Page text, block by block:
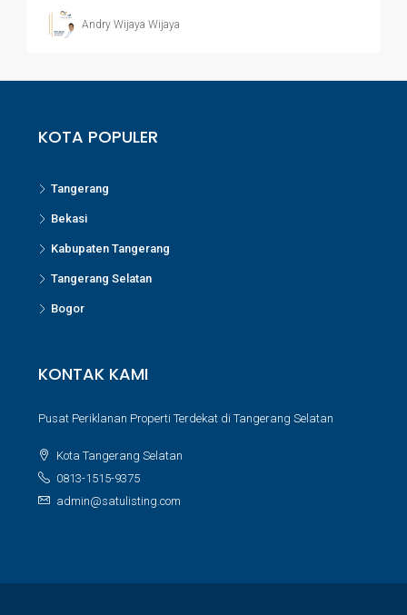
Andry Wijaya Wijaya
KOTA POPULER
Tangerang
Bekasi
Kabupaten Tangerang
Tangerang Selatan
Bogor
KONTAK KAMI
Pusat Periklanan Properti Terdekat di Tangerang Selatan
Kota Tangerang Selatan
0813-1515-9375
admin@satulisting.com